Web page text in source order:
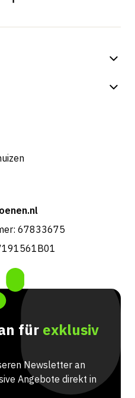
67833675
für exklusiv
Newsletter an
Angebote direkt in